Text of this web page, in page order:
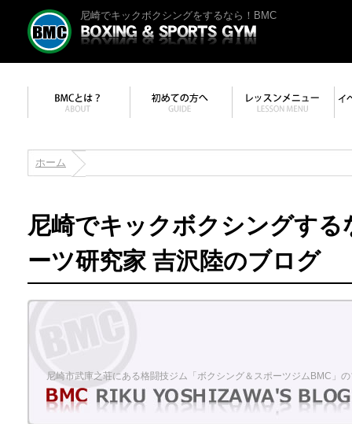
尼崎でキックボクシングをするなら！BMC
ホーム
尼崎でキックボクシングす
ーツ研究家 吉沢陸のブログ
尼崎市武庫之荘にある格闘技ジム「ボクシング＆スポーツジムBMC」